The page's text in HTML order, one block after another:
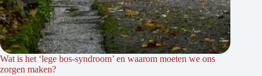
Wat is het ‘lege bos-syndroom’ en waarom moeten we ons
zorgen maken?